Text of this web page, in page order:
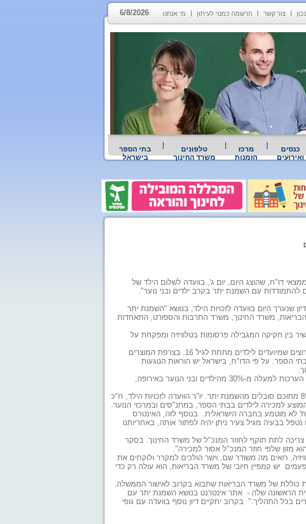
צור קשר הרשמה כמנוי לעיתון מי אנחנו 6/8/2026
כנסים
ואירועים
מרכז
הזמנות
טלפונים
משרד החינוך
בתי הספר
בישראל
דו"ח, שהוצג היום, יום ג', בוועדה לשלום הילד של
להתמודדות עם השמנת יתר בקרב ילדים ובני נוער".
שנערך היום בוועדה לזכויות הילד, בנושא "השמנת יתר
משרד החינוך, משרד התרבות והספורט, התאחדות
בין חקיקה המגבילה פרסומות בטלוויזיה ומפקחת על
בשבדיה ובבריטניה אסור לפרסם בטלוויזיה מוצרי מזון ומשקאות משמינים בתוכניות ובערוצים שמיועדים לילדים מתחת לגיל 16. בצרפת המוצרים
הספר. על פי הדו"ח, בישראל יש הוראות הנוגעות
עודף משקל והשמנת יתר נחשבים היום למגפה כלל עולמית, המתפשטת במהירות. לפי הערכות למעלה מ-30% מהילדים ובני הנוער באירופה,
לפי נתונים שנאספו בישראל, 22.5% מהילדים בכיתות א'-ט' סובלים מעודף משקל, כ-8% מתוכם סובלים מהשמנת יתר. יו"ר הוועדה לזכויות הילד, ח"כ
למכירה לילדים בבתי הספר, במתנ"סים ובמרכזי הנוער.
לא מוטמע בחברה הישראלית. בנוסף לזה, האינטרס
בבעיה מגיל צעיר ניתן יהיה לפתור אותה, באחריותנו
לתת תוקף לחוזר המנכ"ל של משרד החינוך. בסקר
מזון שלפי חוזר המנכ"ל אסור למכירה".
רואים מה משודר שם, וישר הולכים למקרר ולוקחים את
יש קמפיין חיובי של משרד הבריאות, הוא עולה רק כדי
כוללת של משרד הבריאות שתבוא בקרוב לאישור הממשלה.
הראשונה שלה - אתר אינטרנט בנושא השמנת יתר עם
בכל התהליך." בקרוב יתקיים דיון נוסף בוועדה עם גופי